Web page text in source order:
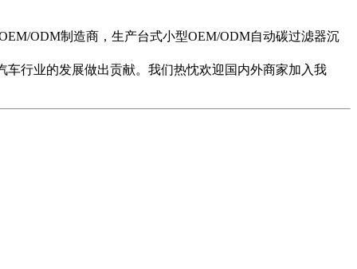
ODM制造商，生产台式小型OEM/ODM自动碳过滤器沉
行业的发展做出贡献。我们热忱欢迎国内外商家加入我